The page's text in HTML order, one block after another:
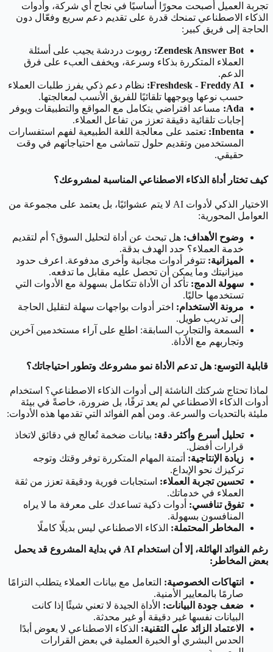
تجربة العميل أصبحت محورًا أساسيًا في نجاح أي شركة، وأدوات
الذكاء الاصطناعي تمنحك قدرة على تقديم دعم سريع وفعّال دون
الحاجة إلى فريق كبير:
Zendesk Answer Bot:
روبوت دردشة يجيب على أسئلة
العملاء المتكررة بذكاء وسرعة، ويخفف العبء على فرق
الدعم.
Freshdesk - Freddy AI: نظام دعم ذكي يفرز طلبات العملاء
حسب نوعها ويوجهها تلقائيًا للفريق الأنسب لمعالجتها.
Ada:
مساعد افتراضي يتكامل مع المواقع والتطبيقات ويوفر
إجابات تلقائية دقيقة تعزز من تفاعل العملاء.
Inbenta: تعتمد على معالجة اللغة الطبيعية لفهم استفسارات
المستخدمين وتقديم حلول تتماشى مع احتياجاتهم في وقت
حقيقي.
كيف تختار أداة الذكاء الاصطناعي المناسبة لمشروعك؟
الاختيار الذكي لأدوات AI لا يتم عشوائيًا، بل يعتمد على مجموعة من
العوامل المحورية:
وضوح الأهداف: هل تبحث عن أداة لتحليل السوق؟ أم لتقديم
خدمة العملاء؟ حدد الهدف بدقة.
الميزانية: تتوفر أدوات مجانية وأخرى مدفوعة. اعرف حدود
ميزانيتك وما يمكن أن تحصل عليه مقابل ما تدفعه.
سهولة الدمج: تأكد أن الأداة تتكامل بسهولة مع الأدوات التي
تستخدمها حاليًا.
مرونة الاستخدام: اختر أدوات بواجهات سهلة لتقليل الحاجة
إلى تدريب طويل.
السمعة والتجارب السابقة: اطلع على آراء مستخدمين آخرين
وتجاربهم مع الأداة.
قابلية التوسع: هل تدعم الأداة نمو مشروعك وتطور احتياجاتك؟
لماذا تحتاج شركتك الناشئة إلى أدوات الذكاء الاصطناعي؟ استخدام
أدوات الذكاء الاصطناعي لم يعد ترفًا، بل ضرورة، خاصةً في بيئة
مليئة بالتحديات والسرعة. ومن أهم الفوائد التي تقدمها هذه الأدوات:
تحليل أسرع وأكثر دقة: بيانات ضخمة تُعالج في دقائق لاتخاذ
قرارات أفضل.
زيادة الإنتاجية: أتمتة المهام المتكررة توفر وقتك وتوجه
تركيزك نحو الإبداع.
تحسين تجربة العملاء: استجابات فورية ودقيقة تعزز من ثقة
العملاء في خدماتك.
تفوق تنافسي: أدوات ذكية تساعدك على معرفة ما لا يراه
المنافسون بسهولة.
المخاطر المحتملة: الذكاء الاصطناعي ليس بديلًا كاملًا
رغم الفوائد الهائلة، إلا أن استخدام AI في بداية المشروع قد يحمل
بعض المخاطر:
انتهاكات الخصوصية: التعامل مع بيانات العملاء يتطلب التزامًا
صارمًا بالمعايير الأمنية.
ضعف جودة البيانات: الأداة الجيدة لا تعني شيئًا إذا كانت
البيانات نفسها غير دقيقة أو غير محدثة.
الاعتماد الزائد على التقنية: الذكاء الاصطناعي لا يعوض أبدًا
الحدس البشري أو الخبرة العملية في بعض القرارات